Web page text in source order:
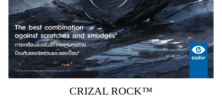
CRIZAL ROCK™